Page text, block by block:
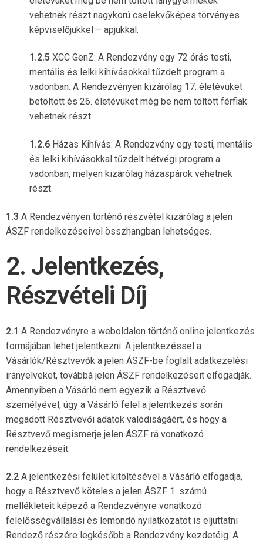
vehetnek részt nagykorú cselekvőképes törvényes
képviselőjükkel – apjukkal.
1.2.5 XCC GenZ: A Rendezvény egy 72 órás testi,
mentális és lelki kihívásokkal tűzdelt program a
vadonban. A Rendezvényen kizárólag 17. életévüket
betöltött és 26. életévüket még be nem töltött férfiak
vehetnek részt.
1.2.6 Házas Kihívás: A Rendezvény egy testi, mentális
és lelki kihívásokkal tűzdelt hétvégi program a
vadonban, melyen kizárólag házaspárok vehetnek
részt.
1.3 A Rendezvényen történő részvétel kizárólag a jelen
ÁSZF rendelkezéseivel összhangban lehetséges.
2. Jelentkezés,
Részvételi Díj
2.1 A Rendezvényre a weboldalon történő online jelentkezés
formájában lehet jelentkezni. A jelentkezéssel a
Vásárlók/Résztvevők a jelen ÁSZF-be foglalt adatkezelési
irányelveket, továbbá jelen ÁSZF rendelkezéseit elfogadják.
Amennyiben a Vásárló nem egyezik a Résztvevő
személyével, úgy a Vásárló felel a jelentkezés során
megadott Résztvevői adatok valódiságáért, és hogy a
Résztvevő megismerje jelen ÁSZF rá vonatkozó
rendelkezéseit.
2.2 A jelentkezési felület kitöltésével a Vásárló elfogadja,
hogy a Résztvevő köteles a jelen ÁSZF 1. számú
mellékleteit képező a Rendezvényre vonatkozó
felelősségvállalási és lemondó nyilatkozatot is eljuttatni
Rendező részére legkésőbb a Rendezvény kezdetéig. A